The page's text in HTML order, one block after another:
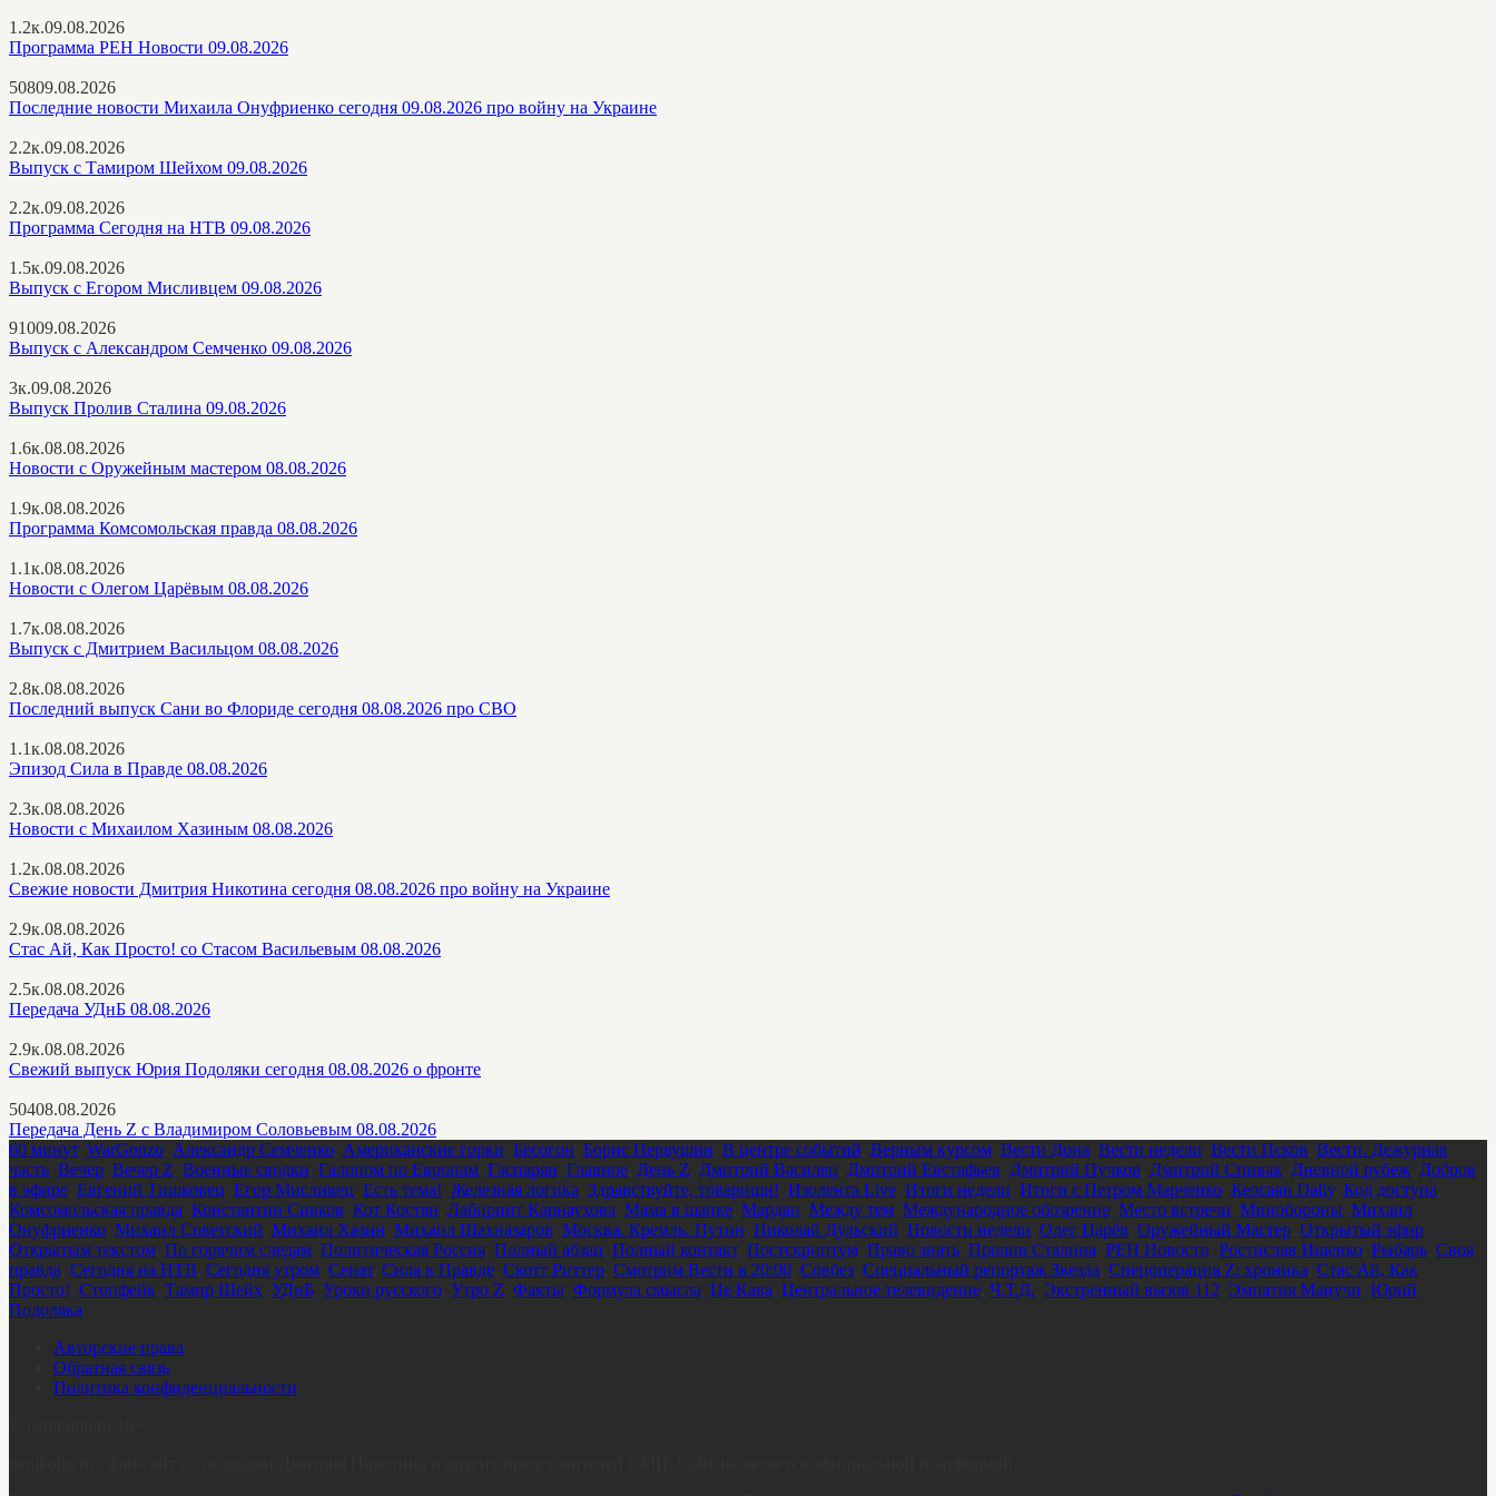
1.2к.09.08.2026
Программа РЕН Новости 09.08.2026
50809.08.2026
Последние новости Михаила Онуфриенко сегодня 09.08.2026 про войну на Украине
2.2к.09.08.2026
Выпуск с Тамиром Шейхом 09.08.2026
2.2к.09.08.2026
Программа Сегодня на НТВ 09.08.2026
1.5к.09.08.2026
Выпуск с Егором Мисливцем 09.08.2026
91009.08.2026
Выпуск с Александром Семченко 09.08.2026
3к.09.08.2026
Выпуск Пролив Сталина 09.08.2026
1.6к.08.08.2026
Новости с Оружейным мастером 08.08.2026
1.9к.08.08.2026
Программа Комсомольская правда 08.08.2026
1.1к.08.08.2026
Новости с Олегом Царёвым 08.08.2026
1.7к.08.08.2026
Выпуск с Дмитрием Васильцом 08.08.2026
2.8к.08.08.2026
Последний выпуск Сани во Флориде сегодня 08.08.2026 про СВО
1.1к.08.08.2026
Эпизод Сила в Правде 08.08.2026
2.3к.08.08.2026
Новости с Михаилом Хазиным 08.08.2026
1.2к.08.08.2026
Свежие новости Дмитрия Никотина сегодня 08.08.2026 про войну на Украине
2.9к.08.08.2026
Стас Ай, Как Просто! со Стасом Васильевым 08.08.2026
2.5к.08.08.2026
Передача УДнБ 08.08.2026
2.9к.08.08.2026
Свежий выпуск Юрия Подоляки сегодня 08.08.2026 о фронте
50408.08.2026
Передача День Z с Владимиром Соловьевым 08.08.2026
60 минут, WarGonzo Александр Семченко Американские горки Бесогон Борис Первушин В центре событий Верным курсом Вести Дона Вести недели Вести Псков Вести. Дежурная
часть Вечер Вечер Z Военные сводки Галопом по Европам Гаспарян Главное День Z Дмитрий Василец Дмитрий Евстафьев Дмитрий Пучков Дмитрий Спивак Дневной рубеж Добров
в эфире Евгений Тишковец Егор Мисливец Есть тема! Железная логика Здравствуйте, товарищи! Изолента Live Итоги недели Итоги с Петром Марченко Кеосаян Daily, Код доступа
Комсомольская правда Константин Сивков Кот Костян Лабиринт Карнаухова Мама в шапке Мардан Между тем Международное обозрение Место встречи Минобороны Михаил
Онуфриенко Михаил Советский Михаил Хазин Михаил Шахназаров Москва. Кремль. Путин Николай Дульский Новости недели Олег Царёв Оружейный Мастер Открытый эфир
Открытым текстом По горячим следам Политическая Россия Полный абзац Полный контакт, Постскриптум Право знать Пролив Сталина РЕН Новости Ростислав Ищенко Рыбарь Своя
правда Сегодня на НТВ Сегодня утром Сенат, Сила в Правде Скотт Риттер Смотрим Вести в 20:00 Совбез Специальный репортаж Звезда Спецоперация Z: хроника Стас Ай, Как
Просто! Стопфейк Тамир Шейх УДнБ Уроки русского Утро Z Факты Формула смысла Це Кава Центральное телевидение Ч.Т.Д. Экстренный вызов 112 Эмпатия Манучи Юрий
Подоляка
Авторские права
Обратная связь
Политика конфиденциальности